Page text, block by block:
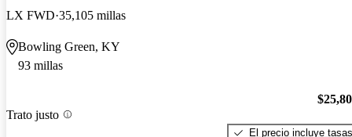
LX FWD 35,105 millas
Bowling Green, KY
93 millas
Trato justo
El precio incluye tasas